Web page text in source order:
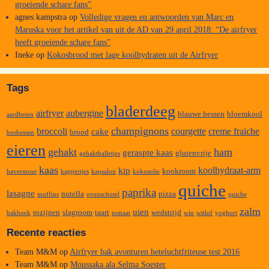
groeiende schare fans”
agnes kampstra opVolledige vragen en antwoorden van Marc en
Maruska voor het artikel van uit de AD van 29 april 2018: “De airfryer
heeft groeiende schare fans”
Ineke opKokosbrood met lage koolhydraten uit de Airfryer
Tags
aardbeien airfryer aubergine bladerdeeg blauwe bessen bloemkool
bosbessen broccoli brood cake champignons courgette creme fraiche
eieren gehakt gehaktballetjes geraspte kaas glutenvrije ham
havermout kaas kappertjes kapsalon kip kokosolie kookroom koolhydraat-arm
lasagne muffins nutella ovenschotel paprika pizza quiche quiche
bakboek rozijnen slagroom taart tomaat uien wedstrijd win witlof yoghurt zalm
Recente reacties
Team M&M op Airfryer bak avonturen heteluchtfriteuse test 2016
Team M&M opMoussaka ala Selma Soester